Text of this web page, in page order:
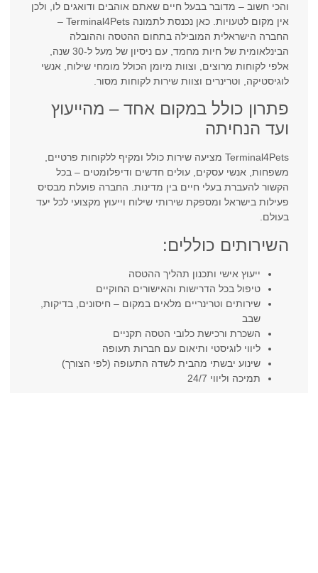
והכי חשוב – מדובר בבעל חיים שאתם אוהבים ודואגים לו, ולכן
אין מקום לטעויות. כאן נכנסת לתמונה Terminal4Pets –
החברה הישראלית המובילה בתחום ההטסה וההובלה
הבינלאומית של חיות מחמד, עם ניסיון של מעל ל-30 שנה,
אלפי לקוחות מרוצים, וצוות מיומן הכולל מומחי שילוח, אנשי
לוגיסטיקה, וטרינרים וצוות שירות לקוחות מסור.
פתרון כולל במקום אחד – מהייעוץ
ועד הנחיתה
Terminal4Pets מציעה שירות כולל ומקיף ללקוחות פרטיים,
משפחות, אנשי עסקים, עולים חדשים ודיפלומטים – בכל
הקשור להעברת בעלי חיים בין מדינות. החברה פועלת מבסיס
פעילות בישראל ומספקת שירותי שילוח וייעוץ מקצועי לכל יעד
בעולם.
השירותים כוללים:
ייעוץ אישי ותכנון תהליך ההטסה
טיפול בכל הדרישות והאישורים החוקיים
שירותים וטרינריים מלאים במקום – חיסונים, בדיקות,
שבב
השכרת ורכישת כלובי הטסה תקניים
ליווי לוגיסטי ותיאום עם חברות תעופה
שינוע יבשתי מהבית לשדה התעופה (לפי הצורך)
תמיכה וליווי 24/7